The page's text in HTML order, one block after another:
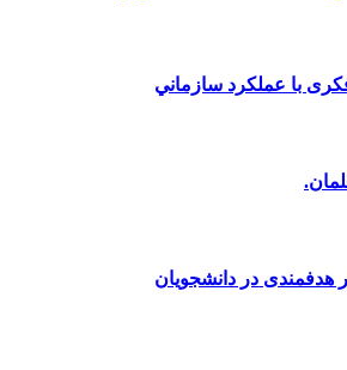
با عملکرد سازماني
هدفمندی در دانشجویان